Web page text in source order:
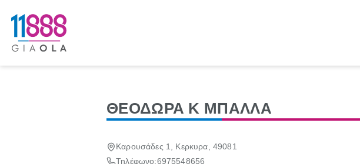
ΘΕΟΔΩΡΑ Κ ΜΠΑΛΛΑ
Καρουσάδες 1, Κερκυρα, 49081
Τηλέφωνο:6975548656